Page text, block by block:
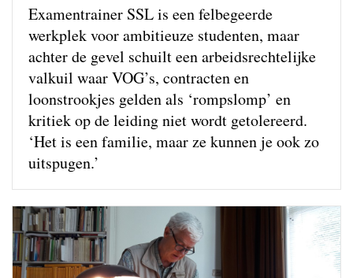
Examentrainer SSL is een felbegeerde
werkplek voor ambitieuze studenten, maar
achter de gevel schuilt een arbeidsrechtelijke
valkuil waar VOG’s, contracten en
loonstrookjes gelden als ‘rompslomp’ en
kritiek op de leiding niet wordt getolereerd.
‘Het is een familie, maar ze kunnen je ook zo
uitspugen.’